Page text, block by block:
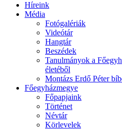
Híreink
Média
Fotógalériák
Videótár
Hangtár
Beszédek
Tanulmányok a
életéből
Montázs Erdő Péter
Főegyházmegye
Főpapjaink
Történet
Névtár
Körlevelek